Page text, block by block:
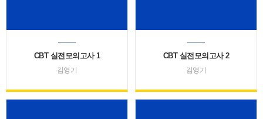
CBT 실전모의고사 1
김영기
CBT 실전모의고사 2
김영기